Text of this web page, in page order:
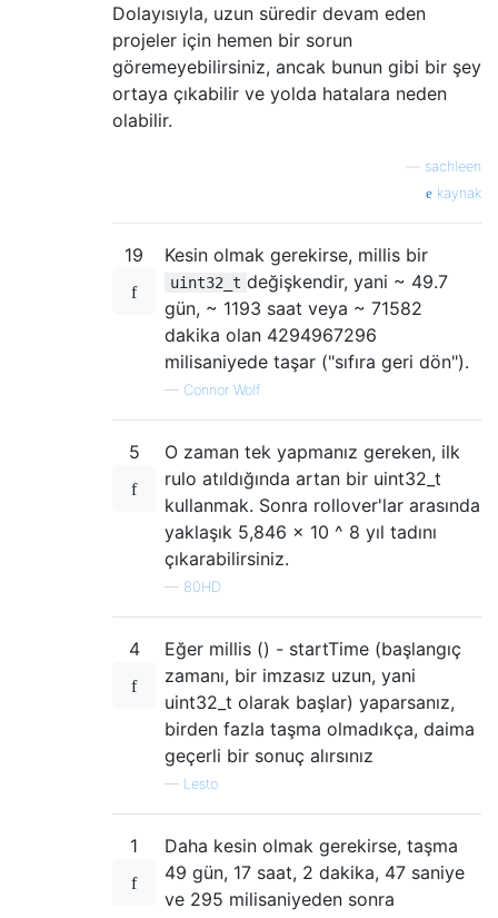
Dolayısıyla, uzun süredir devam eden
projeler için hemen bir sorun
göremeyebilirsiniz, ancak bunun gibi bir şey
ortaya çıkabilir ve yolda hatalara neden
olabilir.
sachleen
kaynak
19 Kesin olmak gerekirse, millis bir
uint32_t değişkendir, yani ~ 49.7
gün, ~ 1193 saat veya ~ 71582
dakika olan 4294967296
milisaniyede taşar ("sıfıra geri dön").
— Connor Wolf
5
O zaman tek yapmanız gereken, ilk
rulo atıldığında artan bir uint32_t
kullanmak. Sonra rollover'lar arasında
yaklaşık 5,846 × 10 ^ 8 yıl tadını
çıkarabilirsiniz.
— 80HD
4
Eğer millis () - startTime (başlangıç ​​
zamanı, bir imzasız uzun, yani
uint32_t olarak başlar) yaparsanız,
birden fazla taşma olmadıkça, daima
geçerli bir sonuç alırsınız
— Lesto
1
Daha kesin olmak gerekirse, taşma
49 gün, 17 saat, 2 dakika, 47 saniye
ve 295 milisaniyeden sonra